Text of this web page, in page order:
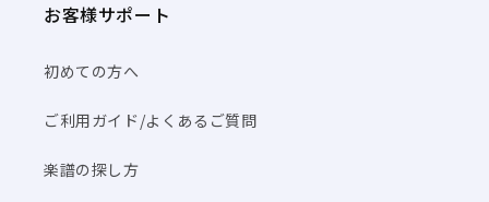
お客様サポート
初めての方へ
ご利用ガイド/よくあるご質問
楽譜の探し方